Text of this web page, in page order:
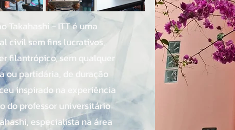
Takahashi - ITT é uma
civil sem fins lucrativos,
filantrópico, sem qualquer
ou partidária, de duração
inspirado na experiência
do professor universitário
especialista na área